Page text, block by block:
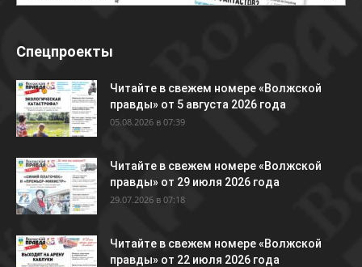
Спецпроекты
Читайте в свежем номере «Волжской
правды» от 5 августа 2026 года
05.08.2026 в 07:39
Читайте в свежем номере «Волжской
правды» от 29 июля 2026 года
29.07.2026 в 07:18
Читайте в свежем номере «Волжской
правды» от 22 июля 2026 года